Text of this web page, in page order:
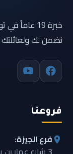
خبرة 19
نضمن لك ولعائلتك
فروعنا
فرع الجيزة: